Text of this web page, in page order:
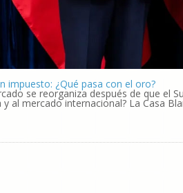
impuesto: ¿Qué pasa con el oro?
se reorganiza después de que el
al mercado internacional? La Casa